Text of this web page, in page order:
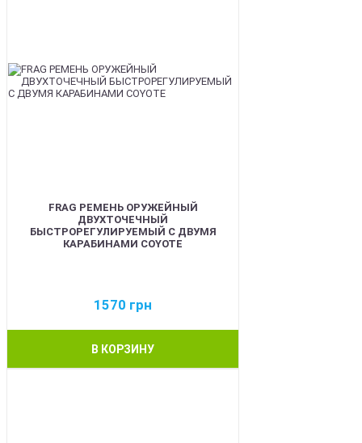
FRAG РЕМЕНЬ ОРУЖЕЙНЫЙ
ДВУХТОЧЕЧНЫЙ
БЫСТРОРЕГУЛИРУЕМЫЙ С ДВУМЯ
КАРАБИНАМИ COYOTE
1570 грн
В КОРЗИНУ